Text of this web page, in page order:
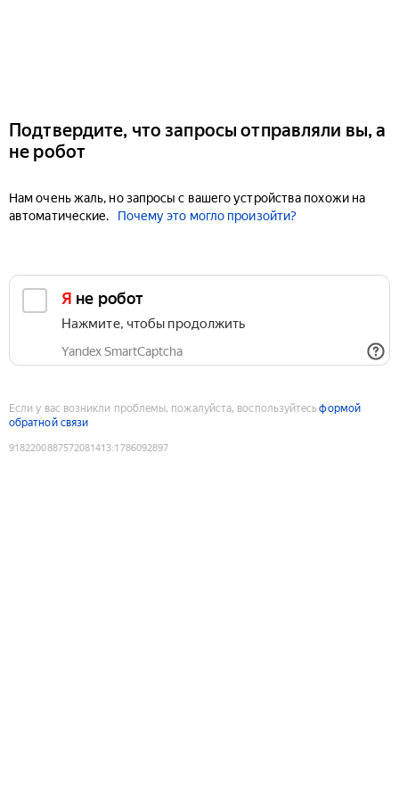
Подтвердите, что запросы отправляли вы, а
не робот
Нам очень жаль, но запросы с вашего устройства похожи на
автоматические.
Почему это могло произойти?
Я не робот
Нажмите, чтобы продолжить
Yandex SmartCaptcha
Если у вас возникли проблемы, пожалуйста, воспользуйтесьформой
обратной связи
9182200887572081413:1786092897